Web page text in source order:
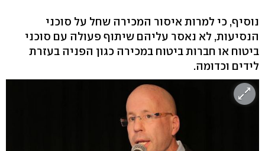
נוסיף, כי למרות איסור המכירה שחל על סוכני
הנסיעות, לא נאסר עליהם שיתוף פעולה עם סוכני
ביטוח או חברות ביטוח במכירה כגון הפניה בעזרת
לידים וכדומה.